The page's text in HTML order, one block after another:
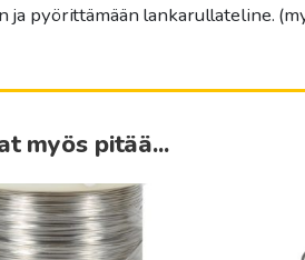
ja pyörittämään lankarullateline.
myös pitää...